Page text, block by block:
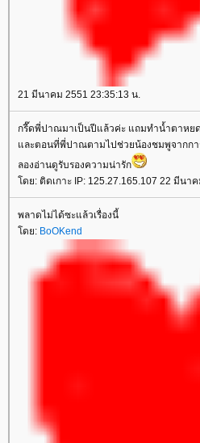
21 มีนาคม 2551 23:35:13 น.
กรี๊ดพี่ปาณมาเป็นปีแล้วค่ะ แถมทำน้ำตาห
ละตอนที่พี่ปาณตามไปช่วยน้องชมพูจากกา
ลองอ่านดูรับรองความน่ารัก
ดย: ติดเกาะ IP: 125.27.165.107 22 มีนา
พลาดไม่ได้ซะแล้วเรื่องนี้
ดย: BoOKend